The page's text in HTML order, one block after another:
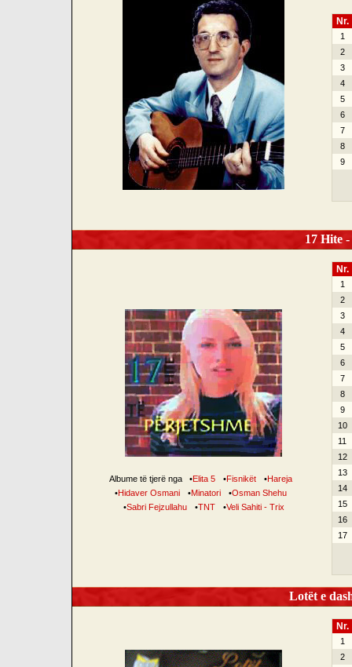
Nr.
1
2
3
4
5
6
7
8
9
17 Hite
Albume të tjerë nga •Elita 5 •Fisnikët •Hareja
•Hidaver Osmani •Minatori •Osman Shehu
•Sabri Fejzullahu •TNT •Veli Sahiti - Trix
Nr.
1
2
3
4
5
6
7
8
9
10
11
12
13
14
15
16
17
Lotët e
Nr.
1
2